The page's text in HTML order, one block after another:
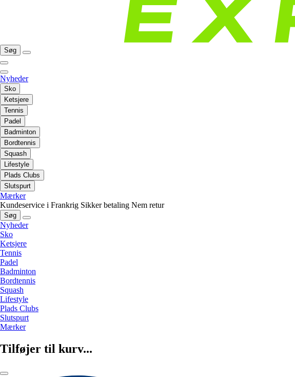
Søg
Nyheder
Sko
Ketsjere
Tennis
Padel
Badminton
Bordtennis
Squash
Lifestyle
Plads Clubs
Slutspurt
Mærker
Kundeservice i Frankrig Sikker betaling Nem retur
Søg
Nyheder
Sko
Ketsjere
Tennis
Padel
Badminton
Bordtennis
Squash
Lifestyle
Plads Clubs
Slutspurt
Mærker
Tilføjer til kurv...